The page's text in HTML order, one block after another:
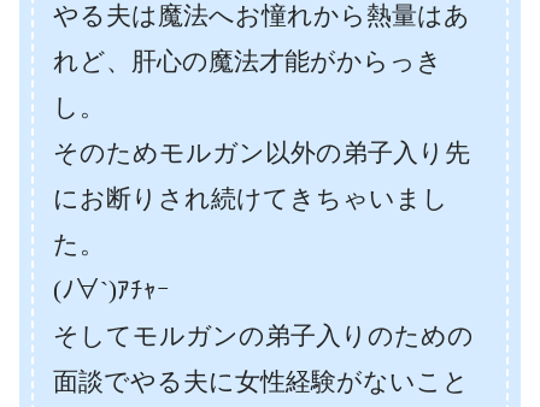
やる夫は魔法へお憧れから熱量はあ
れど、肝心の魔法才能がからっき
し。
そのためモルガン以外の弟子入り先
にお断りされ続けてきちゃいまし
た。
(ﾉ∀`)ｱﾁｬｰ
そしてモルガンの弟子入りのための
面談でやる夫に女性経験がないこと